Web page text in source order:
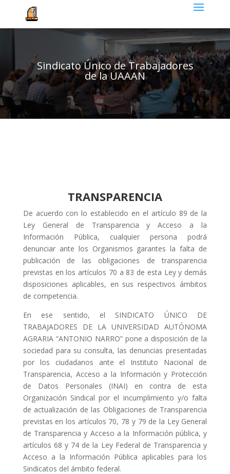
Sindicato Único de Trabajadores
de la UAAAN
TRANSPARENCIA
De acuerdo con lo establecido en el artículo 89 de la
Ley General de Transparencia y Acceso a la
Información Pública, cualquier persona podrá
denunciar ante los Organismos garantes la falta de
publicación de las obligaciones de transparencia
previstas en los artículos 70 a 83 de esta Ley y demás
disposiciones aplicables, en sus respectivos ámbitos
de competencia.
En ese sentido, el SINDICATO ÚNICO DE
TRABAJADORES DE LA UNIVERSIDAD AUTÓNOMA
AGRARIA “ANTONIO NARRO” pone a disposición de la
sociedad para su consulta, las denuncias presentadas
por los ciudadanos ante el Instituto Nacional de
Transparencia, Acceso a la Información y Protección
de Datos Personales (INAI) en contra de esta
Organización Sindical por el incumplimiento y/o falta
de actualización de las Obligaciones de Transparencia
previstas en los artículos 70, 78 y 79 de la Ley General
de Transparencia y Acceso a la Información pública, y
artículos 68 y 74 de la Ley Federal de Transparencia y
Acceso a la Información Pública aplicables para los
Sindicatos del ámbito federal.